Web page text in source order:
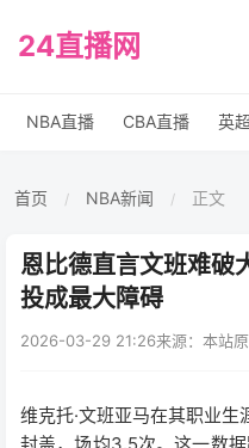
24直播网
NBA直播 CBA直播 英
首页 / NBA新闻 / 正文
恩比德直言文班难破
投成最大障碍
2026-03-29 21:26来源：本站
维克托·文班亚马在其职业